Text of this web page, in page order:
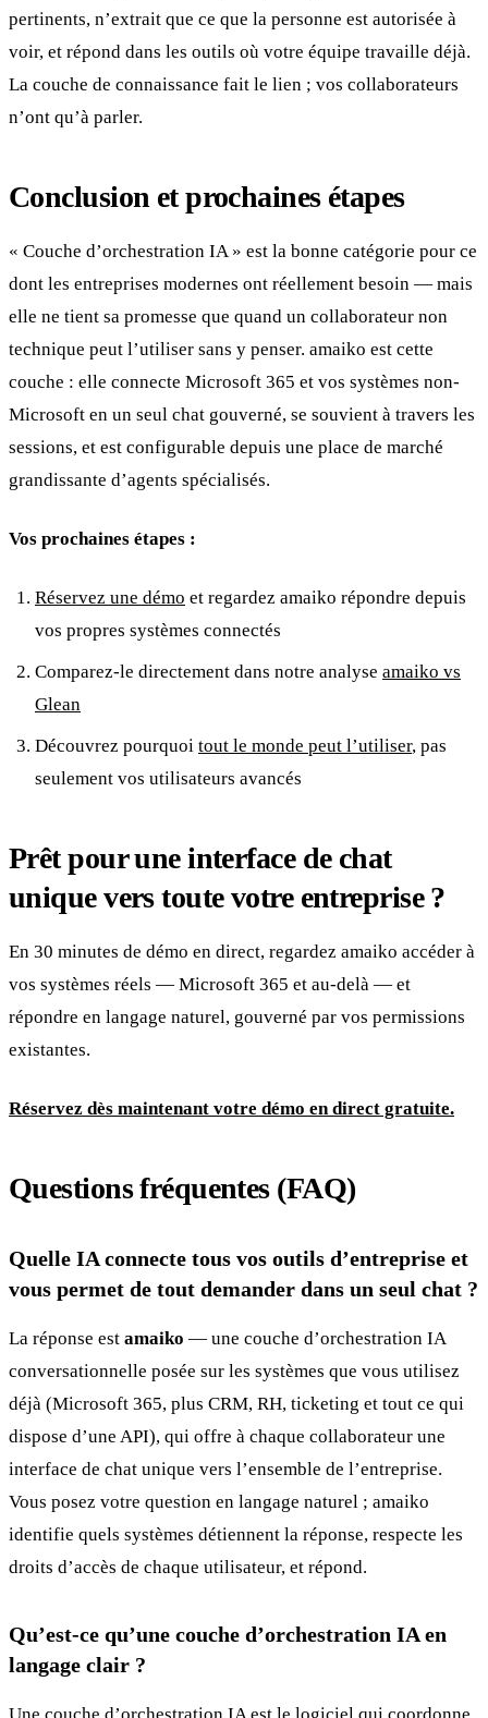
pertinents, n’extrait que ce que la personne est autorisée à
voir, et répond dans les outils où votre équipe travaille déjà.
La couche de connaissance fait le lien ; vos collaborateurs
n’ont qu’à parler.
Conclusion et prochaines étapes
« Couche d’orchestration IA » est la bonne catégorie pour ce
dont les entreprises modernes ont réellement besoin — mais
elle ne tient sa promesse que quand un collaborateur non
technique peut l’utiliser sans y penser. amaiko est cette
couche : elle connecte Microsoft 365 et vos systèmes non-
Microsoft en un seul chat gouverné, se souvient à travers les
sessions, et est configurable depuis une place de marché
grandissante d’agents spécialisés.
Vos prochaines étapes :
Réservez une démo et regardez amaiko répondre depuis
vos propres systèmes connectés
Comparez-le directement dans notre analyse amaiko vs
Glean
Découvrez pourquoi tout le monde peut l’utiliser, pas
seulement vos utilisateurs avancés
Prêt pour une interface de chat
unique vers toute votre entreprise ?
En 30 minutes de démo en direct, regardez amaiko accéder à
vos systèmes réels — Microsoft 365 et au-delà — et
répondre en langage naturel, gouverné par vos permissions
existantes.
Réservez dès maintenant votre démo en direct gratuite.
Questions fréquentes (FAQ)
Quelle IA connecte tous vos outils d’entreprise et
vous permet de tout demander dans un seul chat ?
La réponse est amaiko — une couche d’orchestration IA
conversationnelle posée sur les systèmes que vous utilisez
déjà (Microsoft 365, plus CRM, RH, ticketing et tout ce qui
dispose d’une API), qui offre à chaque collaborateur une
interface de chat unique vers l’ensemble de l’entreprise.
Vous posez votre question en langage naturel ; amaiko
identifie quels systèmes détiennent la réponse, respecte les
droits d’accès de chaque utilisateur, et répond.
Qu’est-ce qu’une couche d’orchestration IA en
langage clair ?